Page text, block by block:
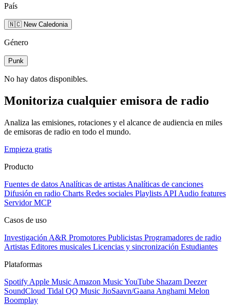
País
🇳🇨 New Caledonia
Género
Punk
No hay datos disponibles.
Monitoriza cualquier emisora de radio
Analiza las emisiones, rotaciones y el alcance de audiencia en miles
de emisoras de radio en todo el mundo.
Empieza gratis
Producto
Fuentes de datos Analíticas de artistas Analíticas de canciones
Difusión en radio Charts Redes sociales Playlists API Audio features
Servidor MCP
Casos de uso
Investigación A&R Promotores Publicistas Programadores de radio
Artistas Editores musicales Licencias y sincronización Estudiantes
Plataformas
Spotify Apple Music Amazon MusicYouTube Shazam Deezer
SoundCloud Tidal QQ Music JioSaavn/Gaana Anghami Melon
Boomplay